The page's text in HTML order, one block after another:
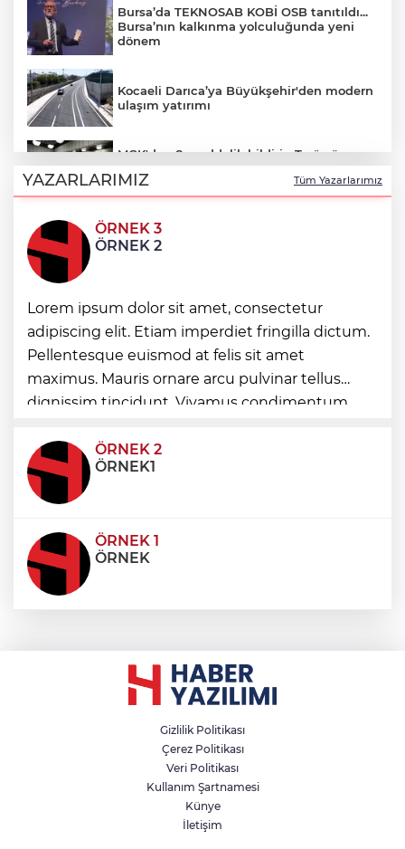
Bursa’da TEKNOSAB KOBİ OSB tanıtıldı...
Bursa’nın kalkınma yolculuğunda yeni
dönem
Kocaeli Darıca’ya Büyükşehir'den modern
ulaşım yatırımı
MGK'dan 8 maddelik bildiri... Terörsüz
Türkiye, bölgesel güvenlik ve Gazze
mesajı
Yakıt barcı filosuna iki yeni gemi
Türk Tarih Kurumu’ndan tarihi içerikler
tek platformda
Türkiye ile Vietnam arasında 'hava'da
yeni dönem... Sefer kapasitesi artırıldı
YAZARLARIMIZ Tüm Yazarlarımız
ÖRNEK 3
ÖRNEK 2
Lorem ipsum dolor sit amet, consectetur
adipiscing elit. Etiam imperdiet fringilla dictum.
Pellentesque euismod at felis sit amet
maximus. Mauris ornare arcu pulvinar tellus
dignissim tincidunt. Vivamus condimentum
condimentum eros et, faucibus sapien. Praese
ÖRNEK 2
ÖRNEK1
ÖRNEK 1
ÖRNEK
Gizlilik Politikası
Çerez Politikası
Veri Politikası
Kullanım Şartnamesi
Künye
İletişim